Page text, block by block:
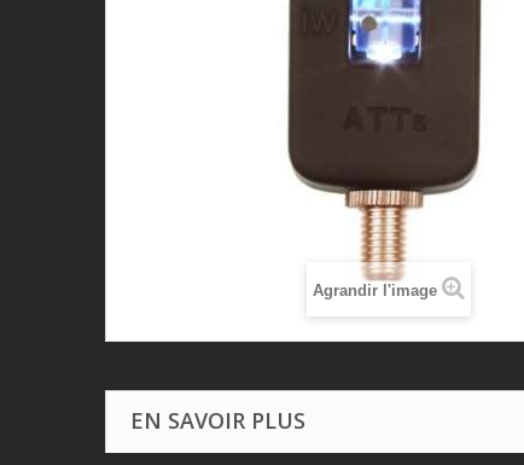
Agrandir l'image
EN SAVOIR PLUS